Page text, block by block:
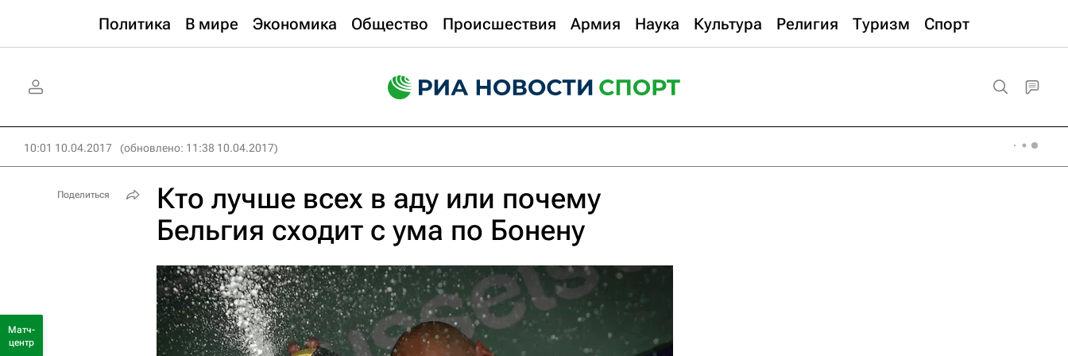
Политика В мире Экономика Общество Происшествия Армия Наука Культура Религия Туризм Спорт
10:01 10.04.2017 (обновлено: 11:38 10.04.2017)
Кто лучше всех в аду или почему
Бельгия cходит с ума по Бонену
Поделиться
Матч-
центр